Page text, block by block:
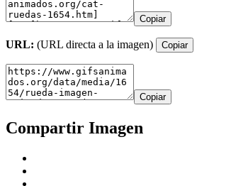
Copiar
URL: (URL directa a la imagen) Copiar
Copiar
Compartir Imagen